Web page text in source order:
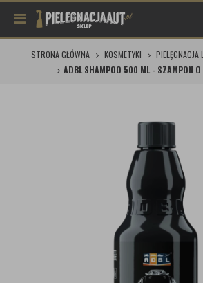
STRONA GŁÓWNA KOSMETYKI PIELĘGNACJA
ADBL SHAMPOO 500 ML - SZAMPON O